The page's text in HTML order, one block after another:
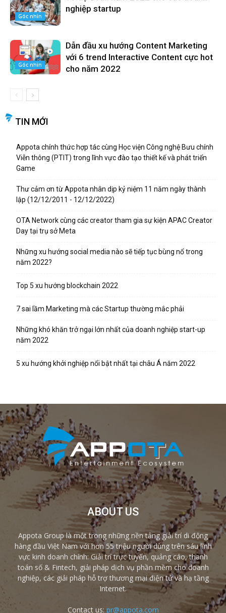
Góc nhìn
nghiệp startup
Góc nhìn
Dẫn đầu xu hướng Content Marketing
với 6 trend Interactive Content cực hot
cho năm 2022
TIN MỚI
Appota chính thức hợp tác cùng Học viện Công nghệ Bưu chính
Viễn thông (PTIT) trong lĩnh vực đào tạo thiết kế và phát triển
Game
Thư cảm ơn từ Appota nhân dịp kỷ niệm 11 năm ngày thành
lập (12/12/2011 - 12/12/2022)
OTA Network cùng các creator tham gia sự kiện APAC Creator
Day tại trụ sở Meta
Những xu hướng social media nào sẽ tiếp tục bùng nổ trong
năm 2022?
Top 5 xu hướng blockchain 2022
7 sai lầm Marketing mà các Startup thường mắc phải
Những khó khăn trở ngại lớn nhất của doanh nghiệp start-up
năm 2022
5 xu hướng khởi nghiệp nổi bật nhất tại châu Á năm 2022
ABOUT US
Appota Group là một trong những nền tảng giải trí di động
hàng đầu Việt Nam với hơn 55 triệu người dùng trên sáu lĩnh
vực kinh doanh chính: Giải trí trực tuyến, quảng cáo, thanh
toán số & Fintech, giải pháp dịch vụ phần mềm cho doanh
nghiệp, các giải pháp hỗ trợ thương mại điện tử và hạ tầng
Internet.
Contact us: pr@appota.com